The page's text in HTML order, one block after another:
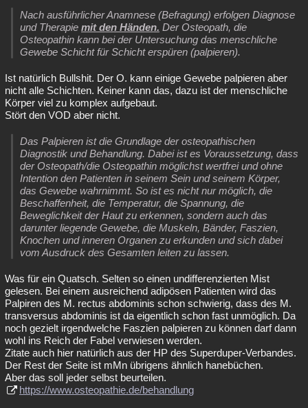
Nach ausführlicher Anamnese (Befragung) erfolgen Diagnose
und Therapie mit den Händen. Der Osteopath, die
Osteopathin kann bei der Untersuchung das menschliche
Gewebe Schicht für Schicht erspüren (palpieren).
Ist natürlich Bullshit. Der O. kann einige Gewebe palpieren aber
nicht alle Schichten. Keiner kann das, dazu ist der menschliche
Körper viel zu komplex aufgebaut.
Stört den VOD aber nicht.
Das Palpieren ist die Grundlage der osteopathischen
Diagnostik und Behandlung. Dabei ist es Voraussetzung, dass
der Osteopath/die Osteopathin möglichst wertfrei und ohne
Intention den Patienten in seinem Sein und seinem Körper,
das Gewebe wahrnimmt. So ist es nicht nur möglich, die
Beschaffenheit, die Temperatur, die Spannung, die
Beweglichkeit der Haut zu erkennen, sondern auch das
darunter liegende Gewebe, die Muskeln, Bänder, Faszien,
Knochen und inneren Organen zu erkunden und sich dabei
vom Ausdruck des Gesamten leiten zu lassen.
Was für ein Quatsch. Selten so einen undifferenzierten Mist
gelesen. Bei einem ausreichend adipösen Patienten wird das
Palpiren des M. rectus abdominis schon schwierig, dass des M.
transversus abdominis ist da eigentlich schon fast unmöglich. Da
noch gezielt irgendwelche Faszien palpieren zu können darf dann
wohl ins Reich der Fabel verwiesen werden.
Zitate auch hier natürlich aus der HP des Superduper-Verbandes.
Der Rest der Seite ist mMn übrigens ähnlich hanebüchen.
Aber das soll jeder selbst beurteilen.
https://www.osteopathie.de/behandlung